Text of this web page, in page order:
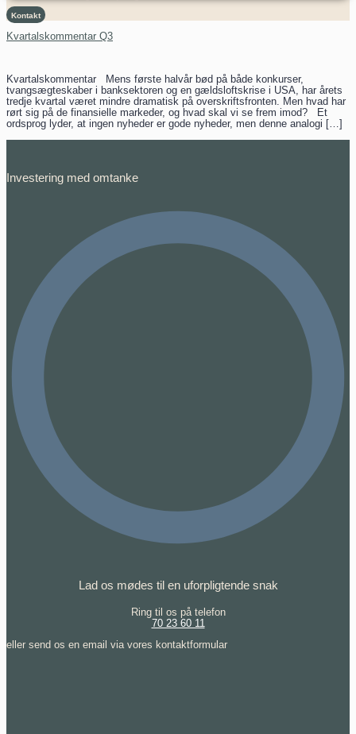
Kontakt
Kvartalskommentar Q3
Kvartalskommentar Mens første halvår bød på både konkurser,
tvangsægteskaber i banksektoren og en gældsloftskrise i USA, har årets
tredje kvartal været mindre dramatisk på overskriftsfronten. Men hvad har
rørt sig på de finansielle markeder, og hvad skal vi se frem imod? Et
ordsprog lyder, at ingen nyheder er gode nyheder, men denne analogi […]
Investering med omtanke
Lad os mødes til en uforpligtende snak
Ring til os på telefon
70 23 60 11
eller send os en email via vores kontaktformular